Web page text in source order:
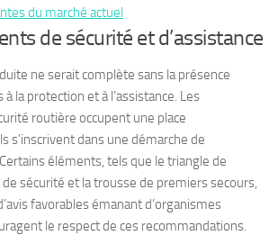
du marché actuel
de sécurité et d’assistance
ne serait complète sans la présence
à la protection et à l’assistance. Les
routière occupent une place
s’inscrivent dans une démarche de
éléments, tels que le triangle de
sécurité et la trousse de premiers secours,
favorables émanant d’organismes
le respect de ces recommandations.